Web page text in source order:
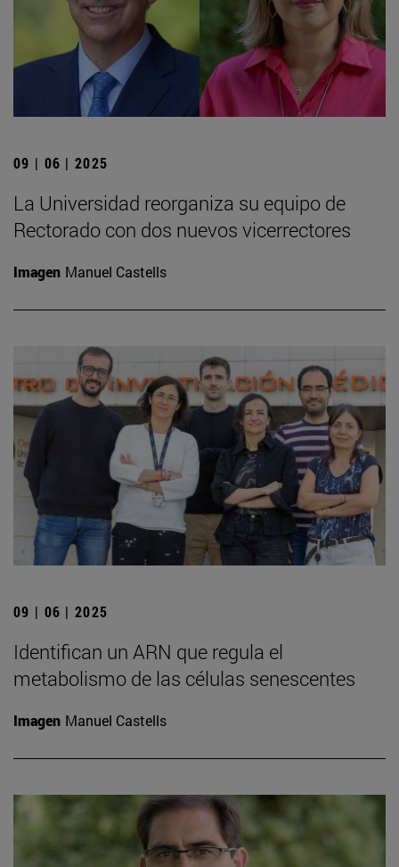
09 | 06 | 2025
La Universidad reorganiza su equipo de
Rectorado con dos nuevos vicerrectores
Imagen Manuel Castells
09 | 06 | 2025
Identifican un ARN que regula el
metabolismo de las células senescentes
Imagen Manuel Castells